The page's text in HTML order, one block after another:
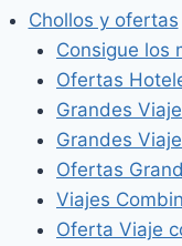
Chollos y ofertas
Consigue los
Ofertas
Grandes
Grandes
Ofertas
Viajes
Oferta Viaje